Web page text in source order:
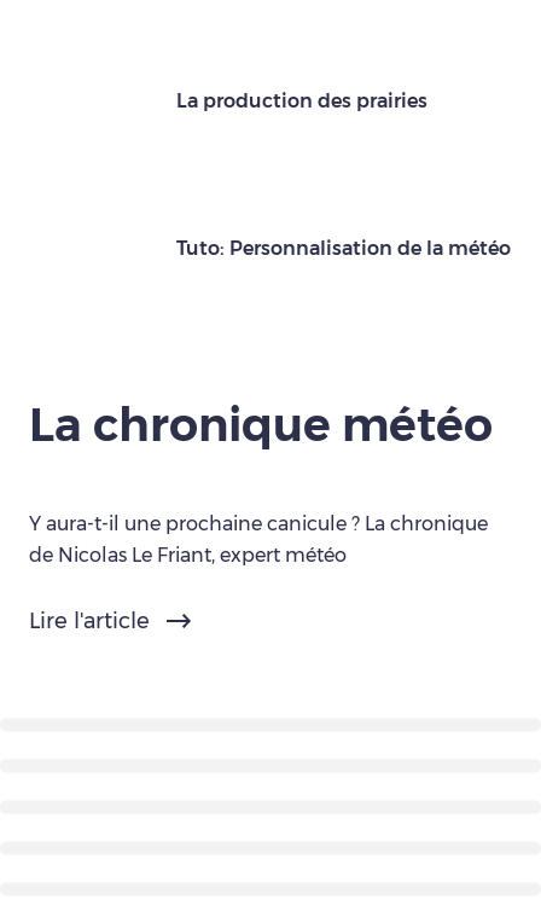
La production des prairies
Tuto: Personnalisation de la météo
La chronique météo
Y aura-t-il une prochaine canicule ? La chronique
de Nicolas Le Friant, expert météo
Lire l'article